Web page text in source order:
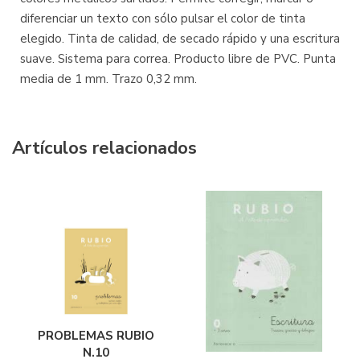
diferenciar un texto con sólo pulsar el color de tinta
elegido. Tinta de calidad, de secado rápido y una escritura
suave. Sistema para correa. Producto libre de PVC. Punta
media de 1 mm. Trazo 0,32 mm.
Artículos relacionados
PROBLEMAS RUBIO
N.10